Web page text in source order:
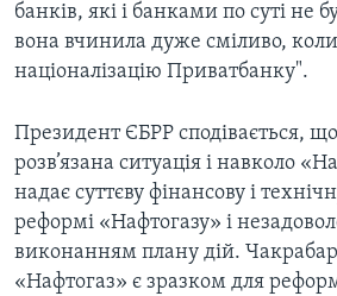
банків, які і банками по суті не
вона вчинила дуже сміливо,
націоналізацію Приватбанку".
Президент ЄБРР сподівається,
розв’язана ситуація і навколо
надає суттєву фінансову і
реформі «Нафтогазу» і
виконанням плану дій.
«Нафтогаз» є зразком для